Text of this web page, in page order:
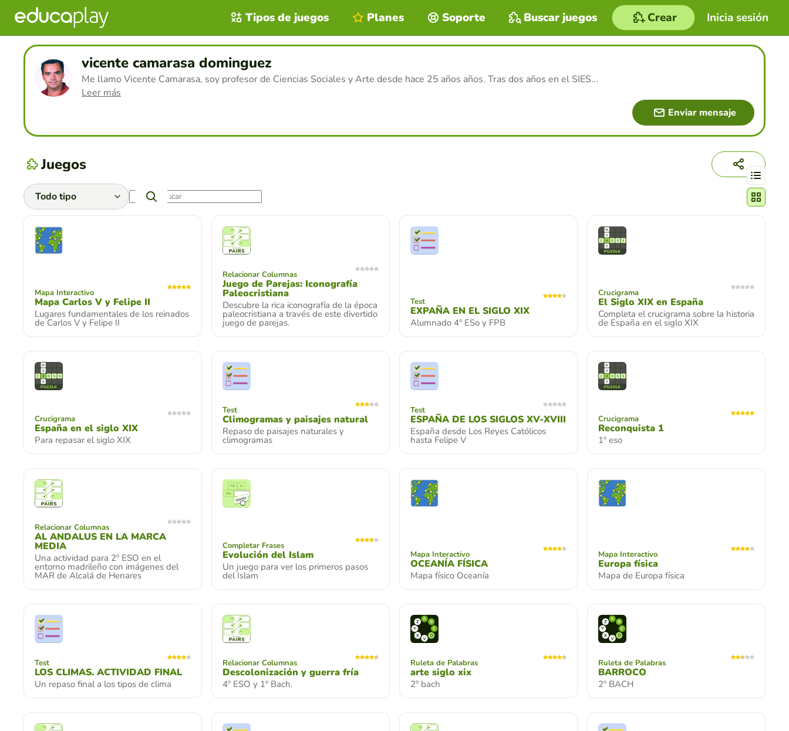
Inicia sesión
Tipos de juegos Planes Soporte Buscar juegos Crear
vicente camarasa dominguez
Me llamo Vicente Camarasa, soy profesor de Ciencias Sociales y Arte desde hace 25 años años. Tras dos años en el SIES...
Leer más
Enviar mensaje
Juegos Cambiar
Mapa Interactivo
Mapa Carlos V y Felipe II
Lugares fundamentales de los reinados
de Carlos V y Felipe II
Relacionar Columnas
Juego de Parejas: Iconografía
Paleocristiana
Descubre la rica iconografía de la época
paleocristiana a través de este divertido
juego de parejas.
Test
EXPAÑA EN EL SIGLO XIX
Alumnado 4º ESo y FPB
Crucigrama
El Siglo XIX en España
Completa el crucigrama sobre la historia
de España en el siglo XIX
Crucigrama
España en el siglo XIX
Para repasar el siglo XIX
Test
Climogramas y paisajes natural
Repaso de paisajes naturales y
climogramas
Test
ESPAÑA DE LOS SIGLOS XV-XVIII
España desde Los Reyes Católicos
hasta Felipe V
Crucigrama
Reconquista 1
1º eso
Relacionar Columnas
AL ANDALUS EN LA MARCA
MEDIA
Una actividad para 2º ESO en el
entorno madrileño con imágenes del
MAR de Alcalá de Henares
Completar Frases
Evolución del Islam
Un juego para ver los primeros pasos
del Islam
Mapa Interactivo
OCEANÍA FÍSICA
Mapa físico Oceanía
Mapa Interactivo
Europa física
Mapa de Europa física
Test
LOS CLIMAS. ACTIVIDAD FINAL
Un repaso final a los tipos de clima
Relacionar Columnas
Descolonización y guerra fría
4º ESO y 1º Bach.
Ruleta de Palabras
arte siglo xix
2º bach
Ruleta de Palabras
BARROCO
2º BACH